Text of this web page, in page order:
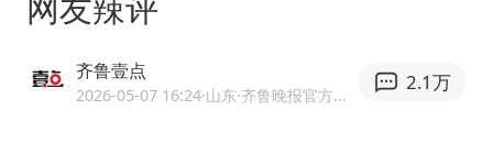
浙江台州《告全体市民书》
齐鲁壹点
2026-05-07 16:24·山东 ·齐鲁晚报官方网易号
2.1万